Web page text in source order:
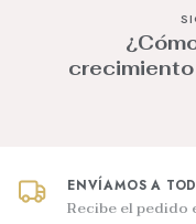
ENVÍAMOS A
Recibe el pedido